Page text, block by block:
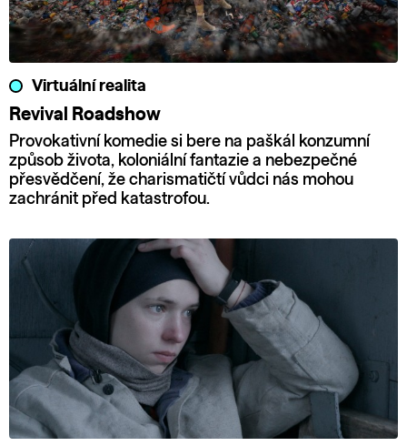
Virtuální realita
Revival Roadshow
Provokativní komedie si bere na paškál konzumní
způsob života, koloniální fantazie a nebezpečné
přesvědčení, že charismatičtí vůdci nás mohou
zachránit před katastrofou.